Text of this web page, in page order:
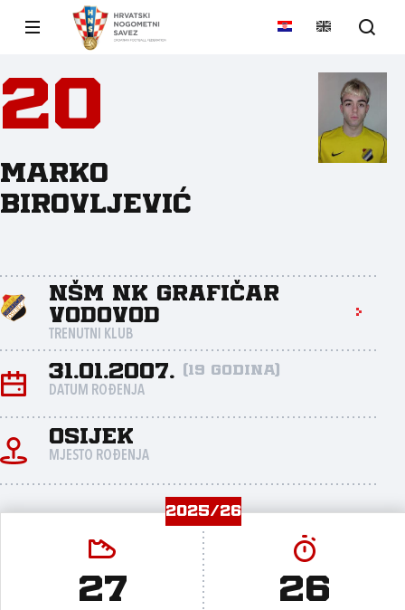
20
Marko
Birovljević
NŠM NK Grafičar
Vodovod
TRENUTNI KLUB
31.01.2007. (19 godina)
DATUM ROĐENJA
Osijek
MJESTO ROĐENJA
2025/26
27 26